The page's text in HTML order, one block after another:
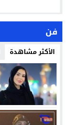
فن
الأكثر مشاهدة